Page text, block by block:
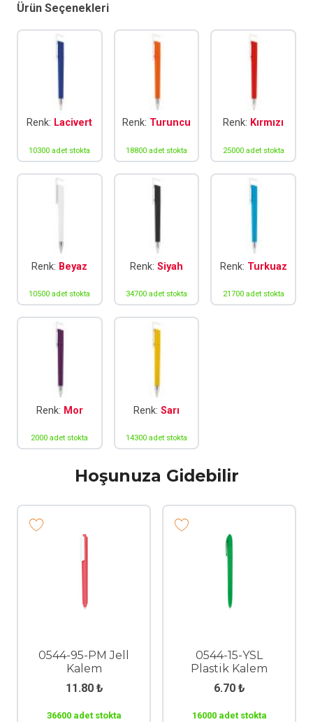
Ürün Seçenekleri
Renk: Lacivert
10300 adet stokta
Renk: Turuncu
18800 adet stokta
Renk: Kırmızı
25000 adet stokta
Renk: Beyaz
10500 adet stokta
Renk: Siyah
34700 adet stokta
Renk: Turkuaz
21700 adet stokta
Renk: Mor
2000 adet stokta
Renk: Sarı
14300 adet stokta
Hoşunuza Gidebilir
0544-95-PM Jell
Kalem
11.80 ₺
36600 adet stokta
0544-15-YSL
Plastik Kalem
6.70 ₺
16000 adet stokta